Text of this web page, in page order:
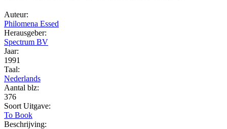
Auteur:
Philomena Essed
Herausgeber:
Spectrum BV
Jaar:
1991
Taal:
Nederlands
Aantal blz:
376
Soort Uitgave:
To Book
Beschrijving: